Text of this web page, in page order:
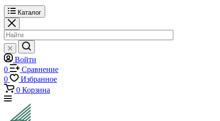
Каталог
Войти
0
Сравнение
0
Избранное
0 Корзина